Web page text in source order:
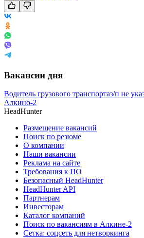
Вакансии дня
Водитель грузового транспортаз/п не
Алкино-2
HeadHunter
Размещение вакансий
Поиск по резюме
О компании
Наши вакансии
Реклама на сайте
Требования к ПО
Безопасный HeadHunter
HeadHunter API
Партнерам
Инвесторам
Каталог компаний
Поиск по вакансиям в Алкине-2
Сетка: соцсеть для нетворкинга